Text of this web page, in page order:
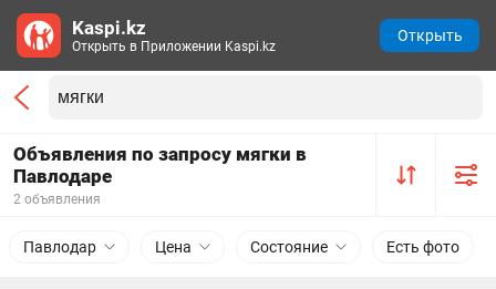
Объявления по запросу мягки в
Павлодаре
2 объявления
Павлодар Цена Состояние Есть фото
Kaspi.kz
Открыть в Приложении Kaspi.kz
Открыть